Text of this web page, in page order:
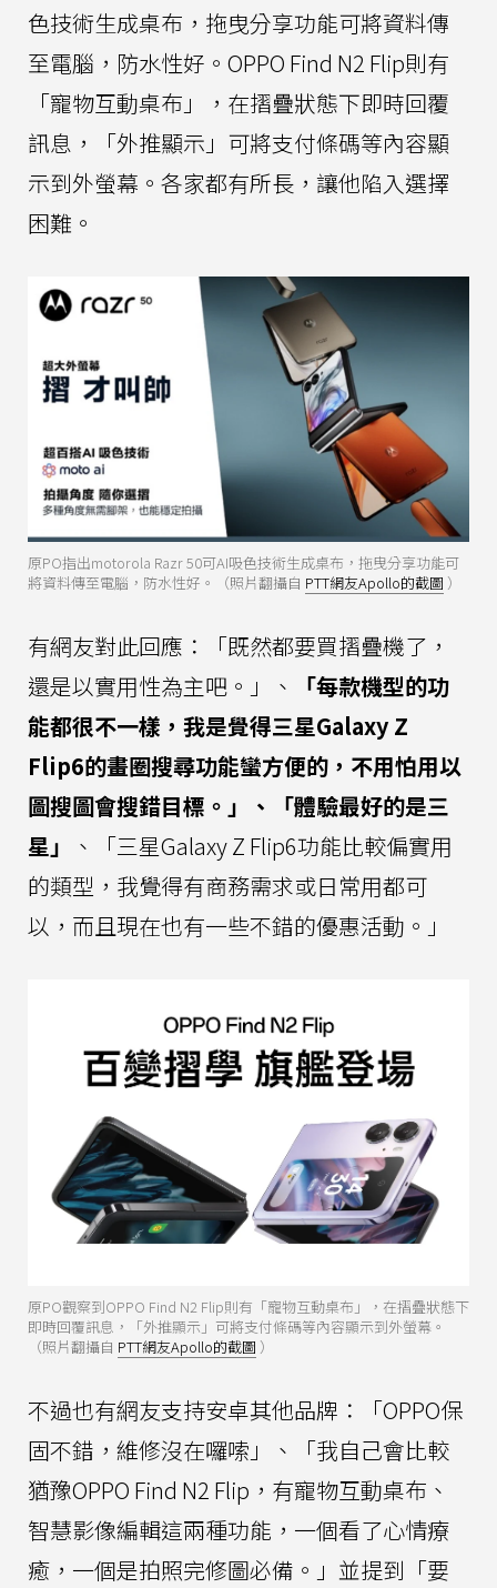
色技術生成桌布，拖曳分享功能可將資料傳
至電腦，防水性好。OPPO Find N2 Flip則有
「寵物互動桌布」，在摺疊狀態下即時回覆
訊息，「外推顯示」可將支付條碼等內容顯
示到外螢幕。各家都有所長，讓他陷入選擇
困難。
原PO指出motorola Razr 50可AI吸色技術生成桌布，拖曳分享功能可
將資料傳至電腦，防水性好。（照片翻攝自 PTT網友Apollo的截圖 ）
有網友對此回應：「既然都要買摺疊機了，
還是以實用性為主吧。」、
「每款機型的功
能都很不一樣，我是覺得三星Galaxy Z
Flip6的畫圈搜尋功能蠻方便的，不用怕用以
圖搜圖會搜錯目標。」、「體驗最好的是三
星」
、「三星Galaxy Z Flip6功能比較偏實用
的類型，我覺得有商務需求或日常用都可
以，而且現在也有一些不錯的優惠活動。」
原PO觀察到OPPO Find N2 Flip則有「寵物互動桌布」，在摺疊狀態下
即時回覆訊息，「外推顯示」可將支付條碼等內容顯示到外螢幕。
（照片翻攝自 PTT網友Apollo的截圖 ）
不過也有網友支持安卓其他品牌：「OPPO保
固不錯，維修沒在囉嗦」、「我自己會比較
猶豫OPPO Find N2 Flip，有寵物互動桌布、
智慧影像編輯這兩種功能，一個看了心情療
癒，一個是拍照完修圖必備。」並提到「要